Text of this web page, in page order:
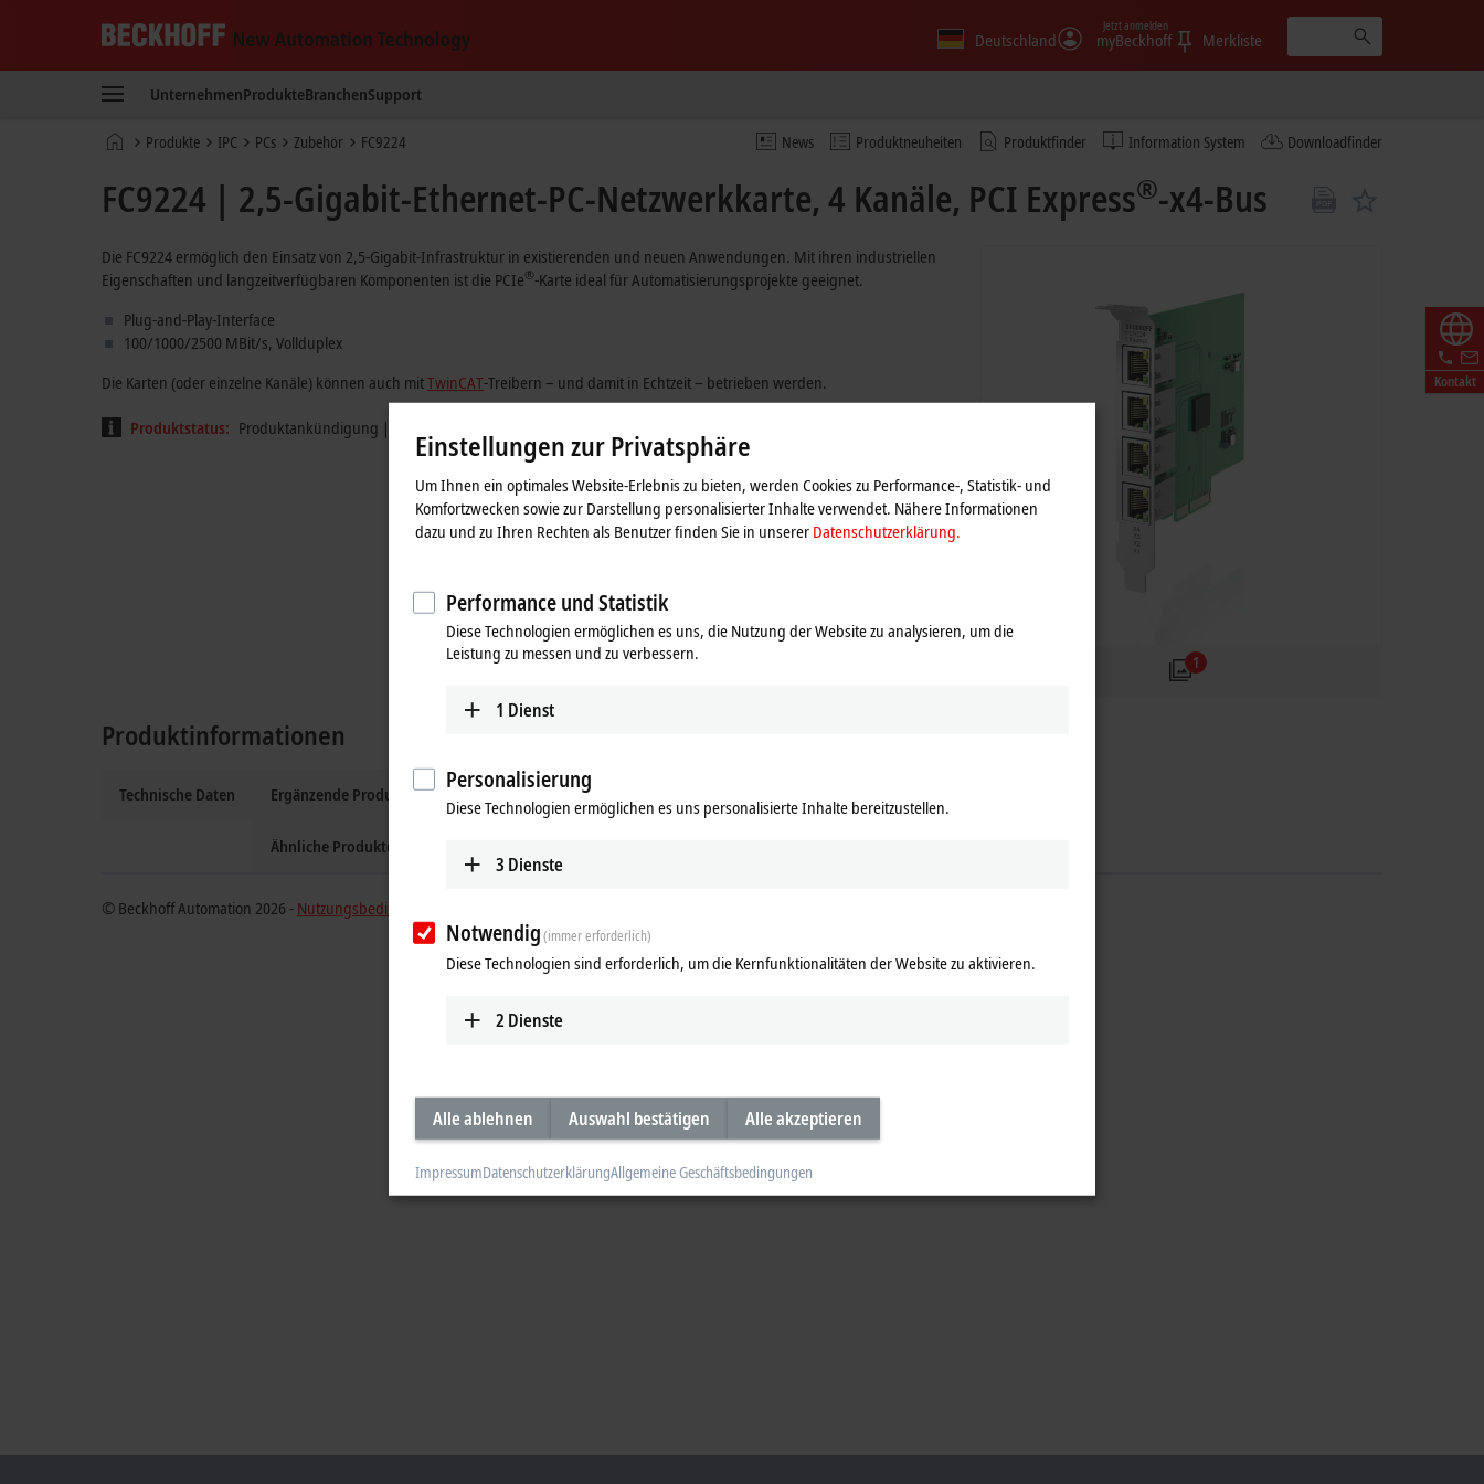
New
Technology
Deutschland myBeckhoff
Jetzt anmelden
Merkliste
UnternehmenProdukteBranchenSupport
News Produktneuheiten Produktfinder Information System Downloadfinder
StartseiteProdukte IPC PCs Zubehör FC9224
Kontakt
FC9224 | 2,5-Gigabit-Ethernet-PC-Netzwerkkarte, 4 Kanäle, PCI Express®-x4-Bus
1
Die FC9224 ermöglich den Einsatz von 2,5-Gigabit-Infrastruktur in existierenden und neuen Anwendungen. Mit ihren industriellen
Eigenschaften und langzeitverfügbaren Komponenten ist die PCIe®-Karte ideal für Automatisierungsprojekte geeignet.
Plug-and-Play-Interface
100/1000/2500 MBit/s, Vollduplex
Die Karten (oder einzelne Kanäle) können auch mitTwinCAT-Treibern – und damit in Echtzeit – betrieben werden.
Produktstatus: Produktankündigung | voraussichtliche Markteinführung im 3. Quartal 2026
Produktinformationen
Technische Daten Ergänzende Produkte
Ähnliche Produkte
© Beckhoff Automation 2026 - Nutzungsbedingungen
Einstellungen zur Privatsphäre
Um Ihnen ein optimales Website-Erlebnis zu bieten, werden Cookies zu Performance-, Statistik- und
Komfortzwecken sowie zur Darstellung personalisierter Inhalte verwendet. Nähere Informationen
dazu und zu Ihren Rechten als Benutzer finden Sie in unserer Datenschutzerklärung.
Performance und Statistik
Diese Technologien ermöglichen es uns, die Nutzung der Website zu analysieren, um die
Leistung zu messen und zu verbessern.
1 Dienst
Personalisierung
Diese Technologien ermöglichen es uns personalisierte Inhalte bereitzustellen.
3 Dienste
Notwendig(immer erforderlich)
Diese Technologien sind erforderlich, um die Kernfunktionalitäten der Website zu aktivieren.
2 Dienste
Alle ablehnen Auswahl bestätigen Alle akzeptieren
ImpressumDatenschutzerklärungAllgemeine Geschäftsbedingungen